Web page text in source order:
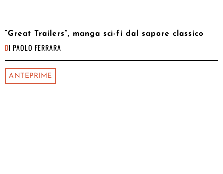
“Great Trailers”, manga sci-fi dal sapore classico
DI PAOLO FERRARA
ANTEPRIME